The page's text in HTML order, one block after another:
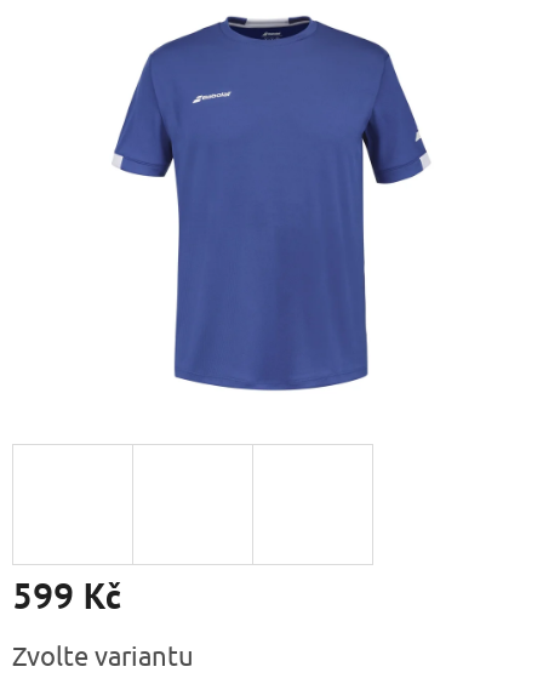
599 Kč
cena:
Zvolte variantu